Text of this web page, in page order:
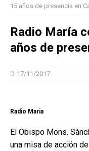
15 años de presencia en
Radio María
años de
17/11/2017
Radio Maria
El Obispo Mons.
una misa de acción